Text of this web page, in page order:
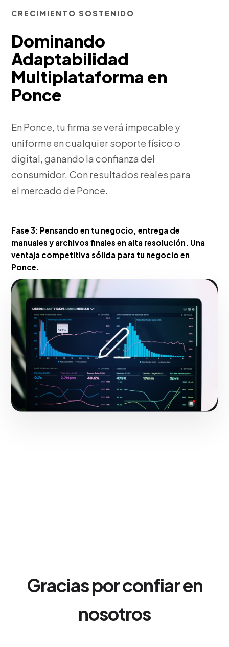
CRECIMIENTO SOSTENIDO
Dominando
Adaptabilidad
Multiplataforma en
Ponce
En Ponce, tu firma se verá impecable y
uniforme en cualquier soporte físico o
digital, ganando la confianza del
consumidor. Con resultados reales para
el mercado de Ponce.
Fase 3: Pensando en tu negocio, entrega de
manuales y archivos finales en alta resolución. Una
ventaja competitiva sólida para tu negocio en
Ponce.
Hacerlo realidad
Gracias por confiar en
nosotros